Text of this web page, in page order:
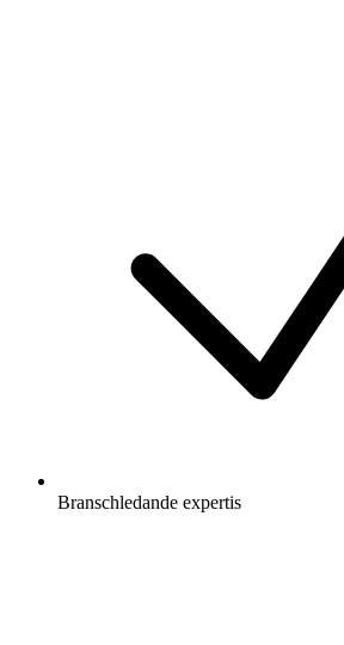
Branschledande expertis